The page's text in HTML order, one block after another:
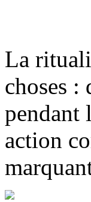
La
choses :
pendant
action